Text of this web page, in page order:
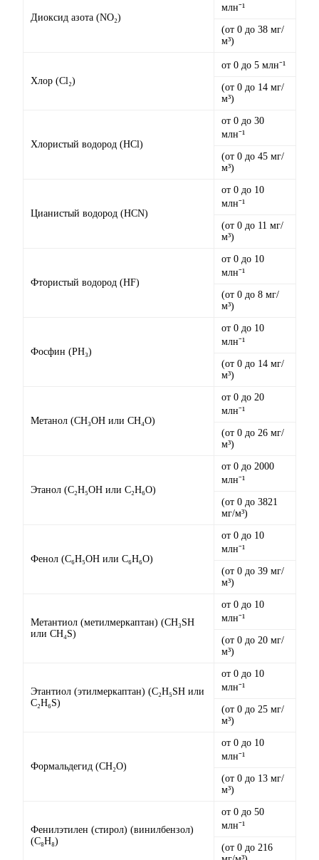
Диоксид азота (NO₂)
млн⁻¹
(от 0 до 38 мг/
м³)
Хлор (Cl₂)
от 0 до 5 млн⁻¹
(от 0 до 14 мг/
м³)
Хлористый водород (HCl)
от 0 до 30
млн⁻¹
(от 0 до 45 мг/
м³)
Цианистый водород (HCN)
от 0 до 10
млн⁻¹
(от 0 до 11 мг/
м³)
Фтористый водород (HF)
от 0 до 10
млн⁻¹
(от 0 до 8 мг/
м³)
Фосфин (PH₃)
от 0 до 10
млн⁻¹
(от 0 до 14 мг/
м³)
Метанол (CH₃OH или CH₄O)
от 0 до 20
млн⁻¹
(от 0 до 26 мг/
м³)
Этанол (C₂H₅OH или C₂H₆O)
от 0 до 2000
млн⁻¹
(от 0 до 3821
мг/м³)
Фенол (C₆H₅OH или C₆H₆O)
от 0 до 10
млн⁻¹
(от 0 до 39 мг/
м³)
Метантиол (метилмеркаптан) (CH₃SH
или CH₄S)
от 0 до 10
млн⁻¹
(от 0 до 20 мг/
м³)
Этантиол (этилмеркаптан) (C₂H₅SH или
C₂H₆S)
от 0 до 10
млн⁻¹
(от 0 до 25 мг/
м³)
Формальдегид (CH₂O)
от 0 до 10
млн⁻¹
(от 0 до 13 мг/
м³)
Фенилэтилен (стирол) (винилбензол)
(C₈H₈)
от 0 до 50
млн⁻¹
(от 0 до 216